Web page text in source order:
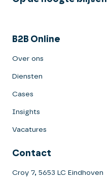
B2B Online
Over ons
Diensten
Cases
Insights
Vacatures
Contact
Croy 7, 5653 LC Eindhoven